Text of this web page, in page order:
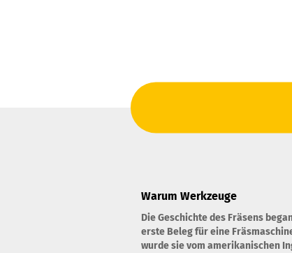
Warum Werkzeuge
Die Geschichte des Fräsens
erste Beleg für eine
wurde sie vom amerikanischen